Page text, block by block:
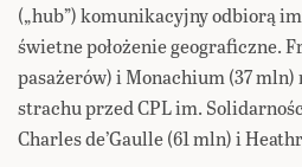
(„hub”) komunikacyjny odbiorą
świetne położenie geograficzne.
pasażerów) i Monachium (37
strachu przed CPL im.
Charles de’Gaulle (61 mln) i